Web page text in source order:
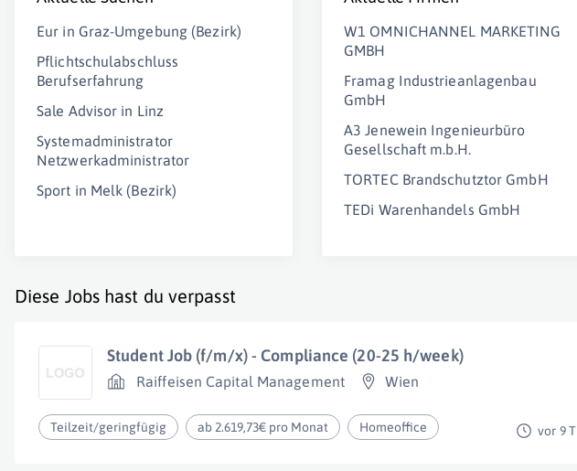
Eur in Graz-Umgebung (Bezirk)
Pflichtschulabschluss
Berufserfahrung
Sale Advisor in Linz
Systemadministrator
Netzwerkadministrator
Sport in Melk (Bezirk)
W1 OMNICHANNEL MARKETING
GMBH
Framag Industrieanlagenbau
GmbH
A3 Jenewein Ingenieurbüro
Gesellschaft m.b.H.
TORTEC Brandschutztor GmbH
TEDi Warenhandels GmbH
Diese Jobs hast du verpasst
Student Job (f/m/x) - Compliance (20-25 h/week)
Raiffeisen Capital Management Wien
Teilzeit/geringfügig ab 2.619,73€ pro Monat Homeoffice vor 9 T